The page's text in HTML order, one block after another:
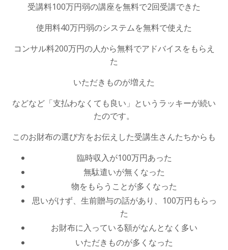
受講料100万円弱の講座を無料で2回受講できた
使用料40万円弱のシステムを無料で使えた
コンサル料200万円の人から無料でアドバイスをもらえ
た
いただきものが増えた
などなど「支払わなくても良い」というラッキーが続い
たのです。
このお財布の選び方をお伝えした受講生さんたちからも
臨時収入が100万円あった
無駄遣いが無くなった
物をもらうことが多くなった
思いがけず、生前贈与の話があり、100万円もらっ
た
お財布に入っている額がなんとなく多い
いただきものが多くなった